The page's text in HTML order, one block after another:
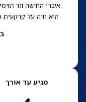
איברי החישה וזר
היא חיה על קרקעית
מגיע עד אורך